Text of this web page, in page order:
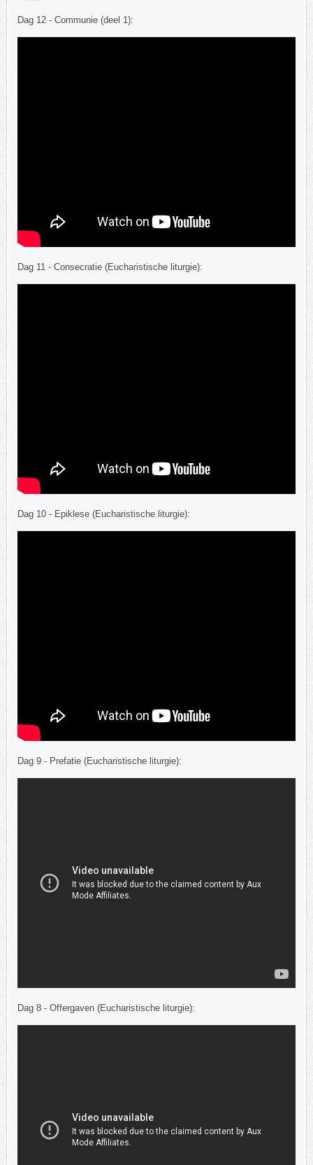
Dag 12 - Communie (deel 1):
Dag 11 - Consecratie (Eucharistische liturgie):
Dag 10 - Epiklese (Eucharistische liturgie):
Dag 9 - Prefatie (Eucharistische liturgie):
Dag 8 - Offergaven (Eucharistische liturgie):